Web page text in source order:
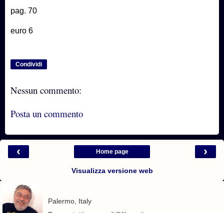
pag. 70
euro 6
Condividi
Nessun commento:
Posta un commento
‹ ›
Home page
Visualizza versione web
Palermo, Italy